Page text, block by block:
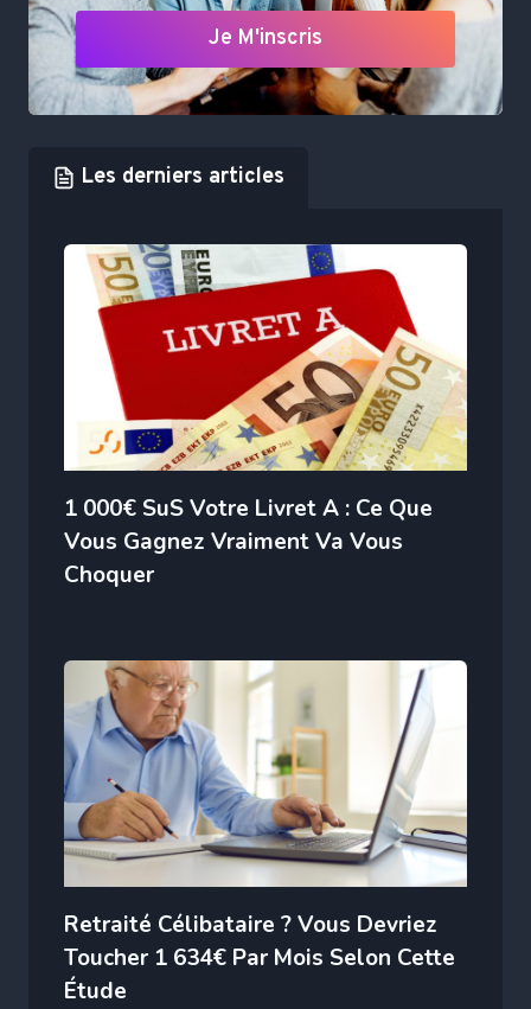
Je M'inscris
Les derniers articles
1 000€ SuS Votre Livret A : Ce Que
Vous Gagnez Vraiment Va Vous
Choquer
Retraité Célibataire ? Vous Devriez
Toucher 1 634€ Par Mois Selon Cette
Étude